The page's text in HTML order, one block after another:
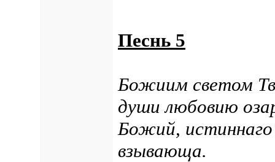
Песнь 5
Божиим светом
души любовию
Божий, истиннаго
взывающа.